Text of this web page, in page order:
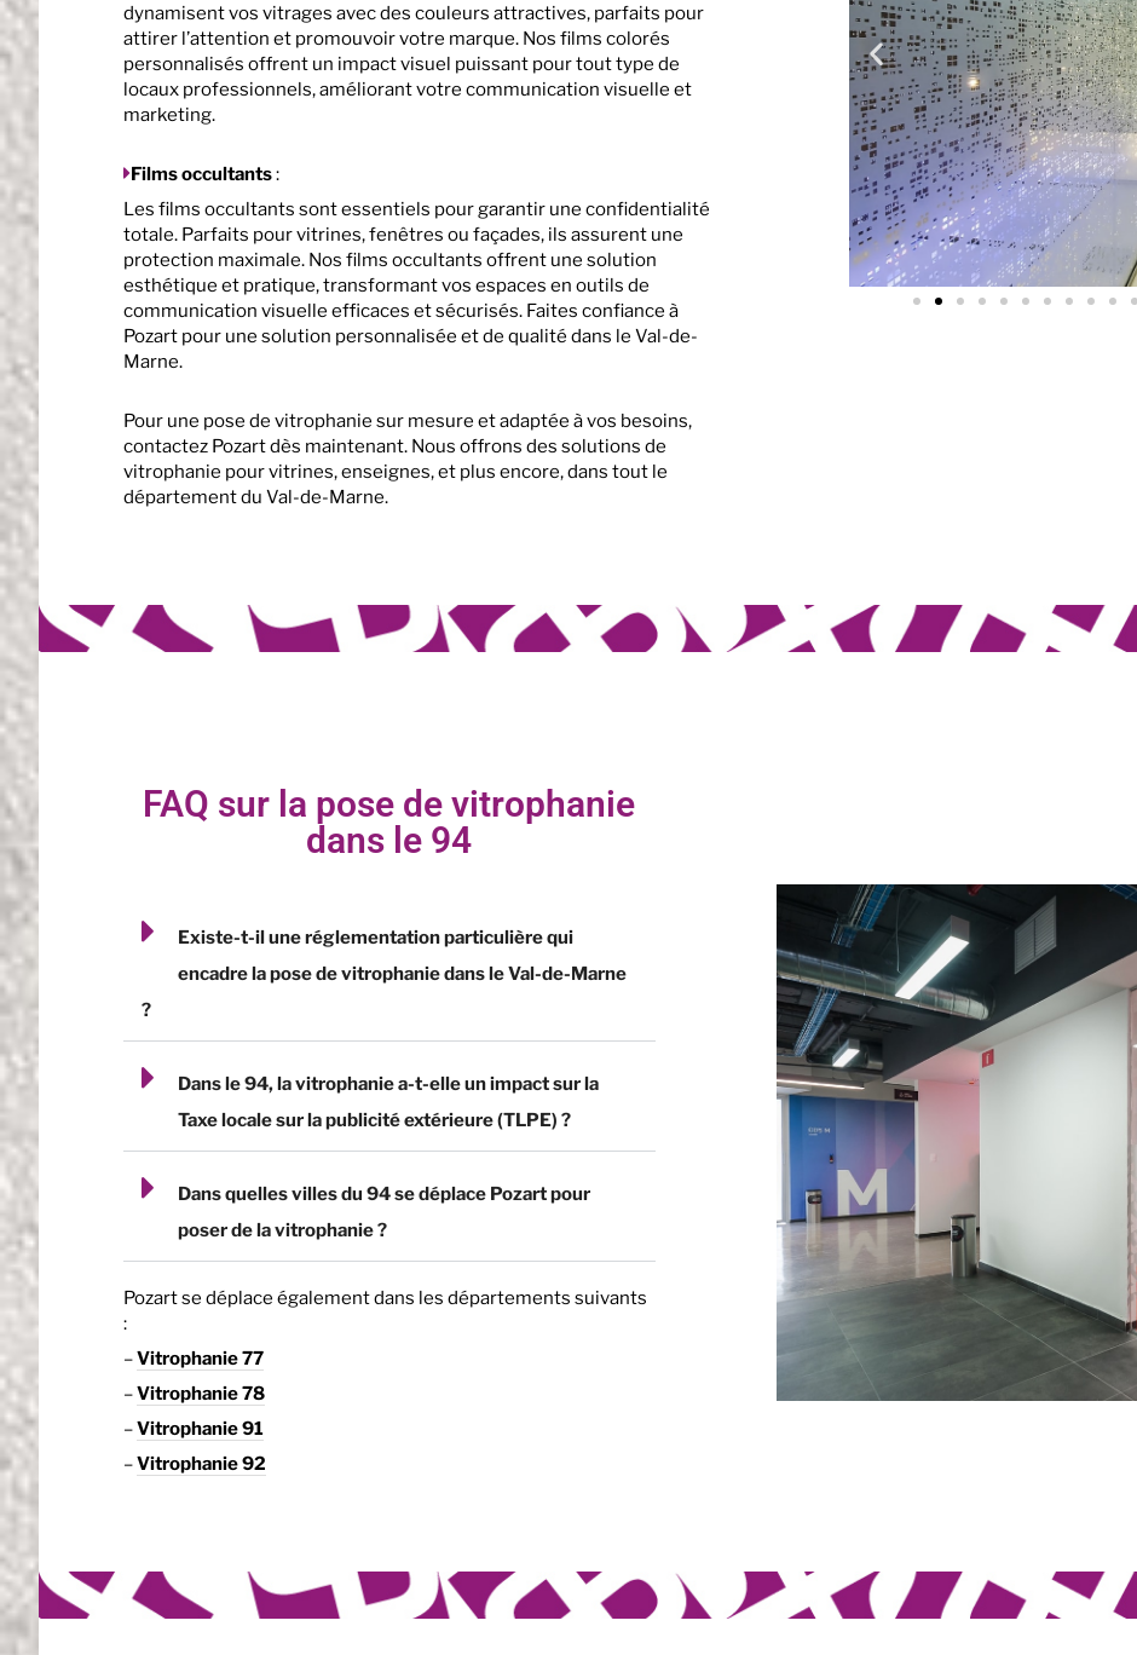
dynamisent vos vitrages avec des couleurs attractives, parfaits pour
attirer l’attention et promouvoir votre marque. Nos films colorés
personnalisés offrent un impact visuel puissant pour tout type de
locaux professionnels, améliorant votre communication visuelle et
marketing.
Films occultants:
Les films occultants sont essentiels pour garantir une confidentialité
totale. Parfaits pour vitrines, fenêtres ou façades, ils assurent une
protection maximale. Nos films occultants offrent une solution
esthétique et pratique, transformant vos espaces en outils de
communication visuelle efficaces et sécurisés. Faites confiance à
Pozart pour une solution personnalisée et de qualité dans le Val-de-
Marne.
Pour une pose de vitrophanie sur mesure et adaptée à vos besoins,
contactez Pozart dès maintenant. Nous offrons des solutions de
vitrophanie pour vitrines, enseignes, et plus encore, dans tout le
département du Val-de-Marne.
FAQ sur la pose de vitrophanie
dans le 94
Existe-t-il une réglementation particulière qui
encadre la pose de vitrophanie dans le Val-de-Marne
?
Dans le 94, la vitrophanie a-t-elle un impact sur la
Taxe locale sur la publicité extérieure (TLPE) ?
Dans quelles villes du 94 se déplace Pozart pour
poser de la vitrophanie ?
Pozart se déplace également dans les départements suivants
:
–Vitrophanie 77
–Vitrophanie 78
–Vitrophanie 91
–Vitrophanie 92